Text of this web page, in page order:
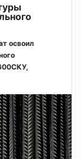
освоил